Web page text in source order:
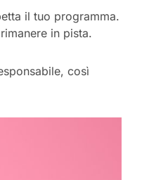
il tuo programma.
in pista.
così